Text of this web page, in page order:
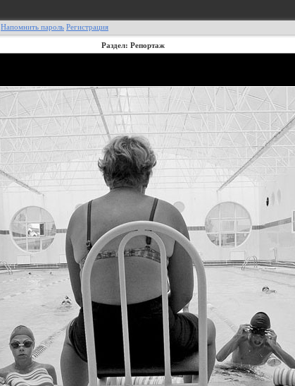
Напомнить пароль Регистрация
Раздел: Репортаж